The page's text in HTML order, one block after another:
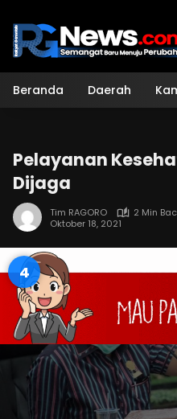
konten
Beranda Daerah
Pelayanan
Dijaga
Tim RAGORO
2 Min
Oktober 18, 2021
4